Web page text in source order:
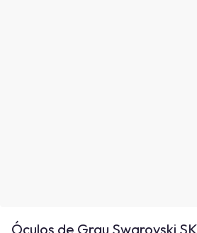
Óculos de Grau Swarovski